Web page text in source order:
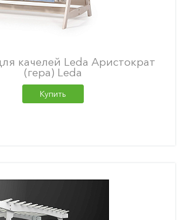
качелей Leda Аристократ
(гера) Leda
Купить